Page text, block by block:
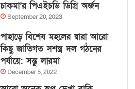
চাকমা’র পিএইচডি ডিগ্রি অর্জন
September 20, 2023
পাহাড়ে বিশেষ মহলের দ্বারা আরো
কিছু জাতিগত সশস্ত্র দল গঠনের
পর্যায়ে: সন্তু লারমা
December 5, 2022